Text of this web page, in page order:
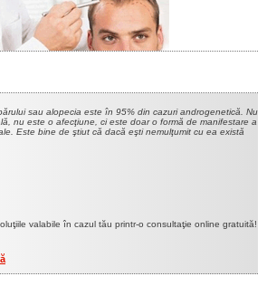
sau alopecia este în 95% din cazuri androgenetică. Nu
nu este o afecţiune, ci este doar o formă de manifestare a
Este bine de ştiut că dacă eşti nemulţumit cu ea există
valabile în cazul tău printr-o consultaţie online gratuită!